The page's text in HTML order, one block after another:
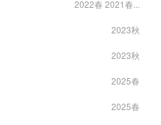
2022春 2021春...
2023秋
2023秋
2025春
2025春